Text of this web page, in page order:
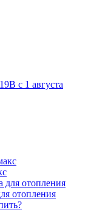
с 1 августа
отопления